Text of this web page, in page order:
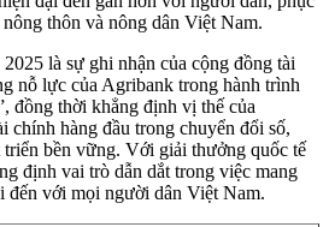
thôn và nông dân Việt Nam.
là sự ghi nhận của cộng đồng tài
nỗ lực của Agribank trong hành trình
đồng thời khẳng định vị thế của
chính hàng đầu trong chuyển đổi số,
triển bền vững. Với giải thưởng quốc tế
định vai trò dẫn dắt trong việc mang
đến với mọi người dân Việt Nam.